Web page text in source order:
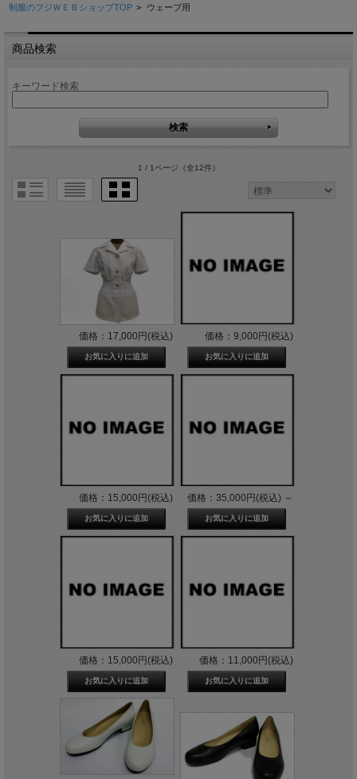
制服のフジＷＥＢショップTOP > ウェーブ用
商品検索
キーワード検索
1 / 1ページ（全12件）
価格：17,000円(税込) 価格：9,000円(税込)
価格：15,000円(税込) 価格：35,000円(税込)～
価格：15,000円(税込) 価格：11,000円(税込)